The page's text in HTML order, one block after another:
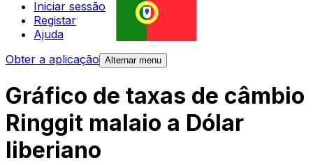
Iniciar sessão
Registar
Ajuda
Obter a aplicação Alternar menu
Gráfico de taxas de câmbio
Ringgit malaio a Dólar
liberiano